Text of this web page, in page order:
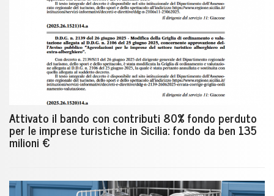
Attivato il bando con contributi 80% fondo perduto
per le imprese turistiche in Sicilia: fondo da ben 135
milioni €